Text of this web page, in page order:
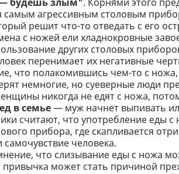
самым агрессивным столовым
решит что-то отведать с его
с ножей ели хладнокровные
других столовых
перенимает их негативные
что полакомившись чем-то с
немногие, но суеверные люди
никогда не едят с ножа,
в семье— муж начнет выпивать
считают, что употребление еды с
прибора, где скапливается
самочувствие человека.
что слизывание еды с ножа
привычка может стать причиной